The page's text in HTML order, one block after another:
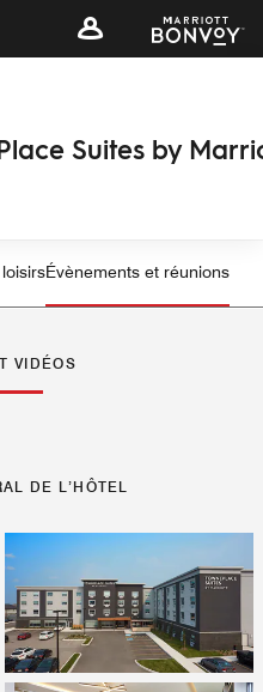
Suites by
Évènements et réunions
VIDÉOS
DE L’HÔTEL